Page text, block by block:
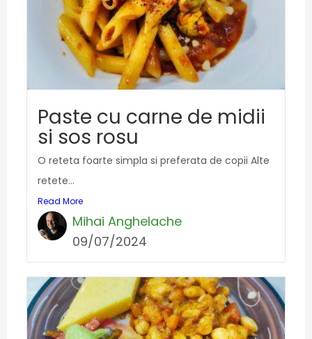
Paste cu carne de midii
si sos rosu
O reteta foarte simpla si preferata de copii Alte
retete...
Read More
Mihai Anghelache
09/07/2024